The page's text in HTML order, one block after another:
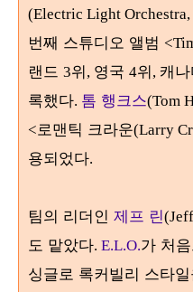
(Electric Light Orchestra,
번째 스튜디오 앨범
랜드 3위, 영국 4위, 캐
록했다. 톰 행크스(Tom
< 로맨틱 크라운(Larry
용되었다.
팀의 리더인 제프 린
도 맡았다. E.L.O.가 처
싱글로 록커빌리 스타